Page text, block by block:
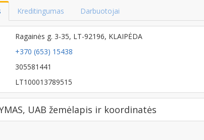
Kreditingumas Darbuotojai
Ragainės g. 3-35, LT-92196, KLAIPĖDA
+370 (653) 15438
305581441
LT100013789515
UAB žemėlapis ir koordinatės